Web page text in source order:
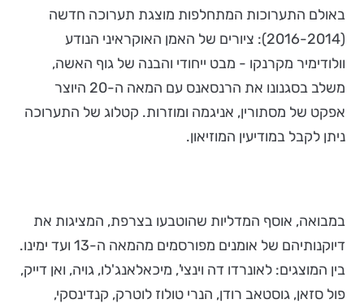
באולם התערוכות המתחלפות מוצגת תערוכה חדשה
(2016-2014): ציורים של האמן האוקראיני הנודע
וולודימיר מקרנקו - מבט ייחודי והבנה של גוף האשה,
משלב בסגנונו את הרנסאנס עם המאה ה-20 היוצר
אפקט של מסתורין, אניגמה ומוזרות. קטלוג של התערוכה
ניתן לקבל במודיעין המוזיאון.
במבואה, אוסף המדליות שהוטבעו בצרפת, המציגות את
דיוקנותיהם של אומנים מפורסמים מהמאה ה-13 ועד ימינו.
בין המוצגים: לאונרדו דה וינצי', מיכאלאנג'לו, גויה, ואן דייק,
פול סזאן, גוסטאב רודן, הנרי טולוז לוטרק, קנדינסקי,